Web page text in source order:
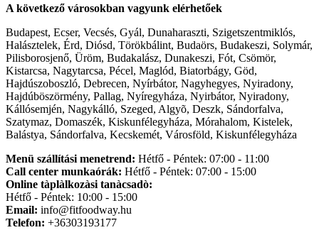
A következő városokban vagyunk elérhetőek
Budapest, Ecser, Vecsés, Gyál, Dunaharaszti, Szigetszentmiklós,
Halásztelek, Érd, Diósd, Törökbálint, Budaörs, Budakeszi, Solymár,
Pilisborosjenő, Üröm, Budakalász, Dunakeszi, Fót, Csömör,
Kistarcsa, Nagytarcsa, Pécel, Maglód, Biatorbágy, Göd,
Hajdúszoboszló, Debrecen, Nyírbátor, Nagyhegyes, Nyiradony,
Hajdúböszörmény, Pallag, Nyíregyháza, Nyirbátor, Nyiradony,
Kállósemjén, Nagykálló, Szeged, Algyõ, Deszk, Sándorfalva,
Szatymaz, Domaszék, Kiskunfélegyháza, Mórahalom, Kistelek,
Balástya, Sándorfalva, Kecskemét, Városföld, Kiskunfélegyháza
Menü szállítási menetrend: Hétfő - Péntek: 07:00 - 11:00
Call center munkaórák: Hétfő - Péntek: 07:00 - 15:00
Online tàplàlkozàsi tanàcsadò:
Hétfő - Péntek: 10:00 - 15:00
Email: info@fitfoodway.hu
Telefon: +36303193177